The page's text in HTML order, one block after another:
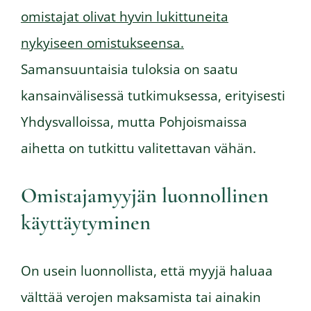
omistajat olivat hyvin lukittuneita
nykyiseen omistukseensa.
Samansuuntaisia tuloksia on saatu
kansainvälisessä tutkimuksessa, erityisesti
Yhdysvalloissa, mutta Pohjoismaissa
aihetta on tutkittu valitettavan vähän.
Omistajamyyjän luonnollinen
käyttäytyminen
On usein luonnollista, että myyjä haluaa
välttää verojen maksamista tai ainakin